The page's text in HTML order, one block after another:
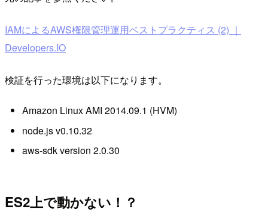
IAMによるAWS権限管理運用ベストプラクティス (2) ｜
Developers.IO
検証を行った環境は以下になります。
Amazon Linux AMI 2014.09.1 (HVM)
node.js v0.10.32
aws-sdk version 2.0.30
ES2上で動かない！？